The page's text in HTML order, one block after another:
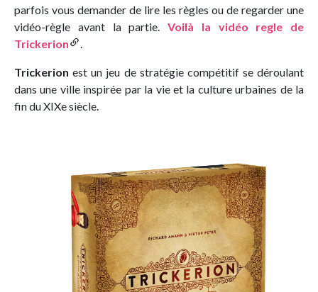
parfois vous demander de lire les règles ou de regarder une
vidéo-règle avant la partie. Voilà la vidéo regle de
Trickerion
.
Trickerion est un jeu de stratégie compétitif se déroulant
dans une ville inspirée par la vie et la culture urbaines de la
fin du XIXe siècle.